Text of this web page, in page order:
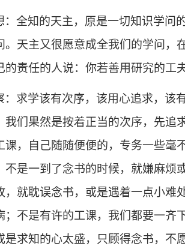
：全知的天主，原是一切知识学问
。天主又很愿意成全我们的学问，
的责任的人说：你若善用研究的工
：求学该有次序，该用心追求，该
我们果然是按着正当的次序，先追
课，自己随随便便的，专务一些毫
不是一到了念书的时候，就嫌麻烦
，就耽误念书，或是遇着一点小难
；不是有许的工课，我们都要一齐
是求知的心太盛，只顾得念书，不